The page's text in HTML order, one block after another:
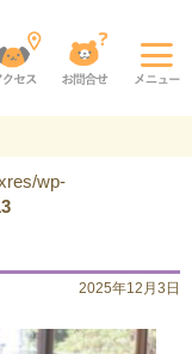
wp-
2025年12月3日